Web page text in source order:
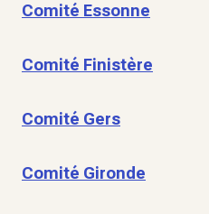
Comité Essonne
Comité Finistère
Comité Gers
Comité Gironde